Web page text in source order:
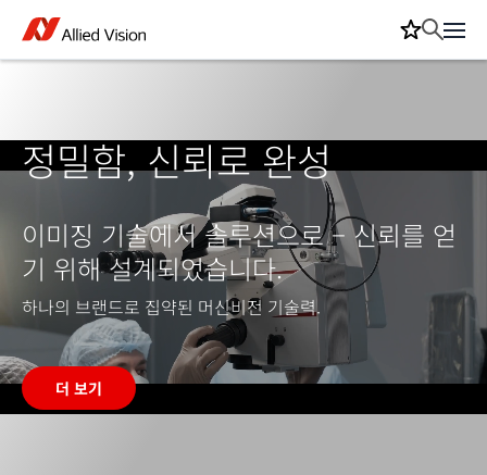
정밀함, 신뢰로 완성
이미징 기술에서 솔루션으로 – 신뢰를 얻
기 위해 설계되었습니다.
하나의 브랜드로 집약된 머신비전 기술력.
더 보기